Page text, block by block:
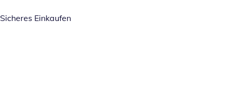
Sicheres Einkaufen